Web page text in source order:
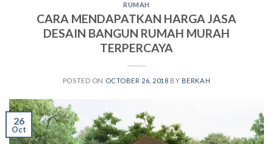
RUMAH
CARA MENDAPATKAN HARGA JASA
DESAIN BANGUN RUMAH MURAH
TERPERCAYA
POSTED ON OCTOBER 26, 2018 BY BERKAH
26
Oct